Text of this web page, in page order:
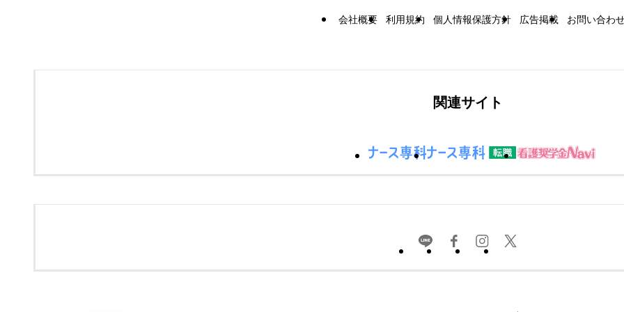
会社概要 利用規約 個人情報保護方針 広告掲載 お問い合わ
関連サイト